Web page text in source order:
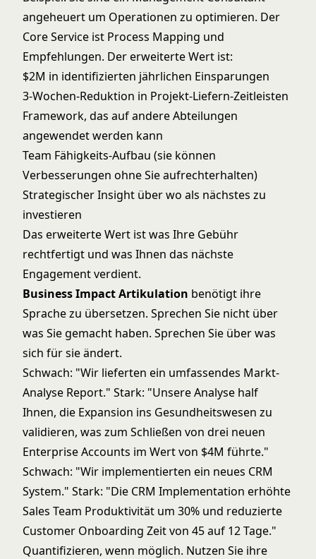
angeheuert um Operationen zu optimieren. Der
Core Service ist Process Mapping und
Empfehlungen. Der erweiterte Wert ist:
$2M in identifizierten jährlichen Einsparungen
3-Wochen-Reduktion in Projekt-Liefern-Zeitleisten
Framework, das auf andere Abteilungen
angewendet werden kann
Team Fähigkeits-Aufbau (sie können
Verbesserungen ohne Sie aufrechterhalten)
Strategischer Insight über wo als nächstes zu
investieren
Das erweiterte Wert ist was Ihre Gebühr
rechtfertigt und was Ihnen das nächste
Engagement verdient.
Business Impact Artikulation benötigt ihre
Sprache zu übersetzen. Sprechen Sie nicht über
was Sie gemacht haben. Sprechen Sie über was
sich für sie ändert.
Schwach: "Wir lieferten ein umfassendes Markt-
Analyse Report." Stark: "Unsere Analyse half
Ihnen, die Expansion ins Gesundheitswesen zu
validieren, was zum Schließen von drei neuen
Enterprise Accounts im Wert von $4M führte."
Schwach: "Wir implementierten ein neues CRM
System." Stark: "Die CRM Implementation erhöhte
Sales Team Produktivität um 30% und reduzierte
Customer Onboarding Zeit von 45 auf 12 Tage."
Quantifizieren, wenn möglich. Nutzen Sie ihre